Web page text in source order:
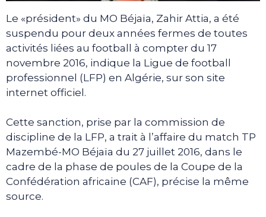
Le «président» du MO Béjaïa, Zahir Attia, a été
suspendu pour deux années fermes de toutes
activités liées au football à compter du 17
novembre 2016, indique la Ligue de football
professionnel (LFP) en Algérie, sur son site
internet officiel.
Cette sanction, prise par la commission de
discipline de la LFP, a trait à l’affaire du match TP
Mazembé-MO Béjaïa du 27 juillet 2016, dans le
cadre de la phase de poules de la Coupe de la
Confédération africaine (CAF), précise la même
source.